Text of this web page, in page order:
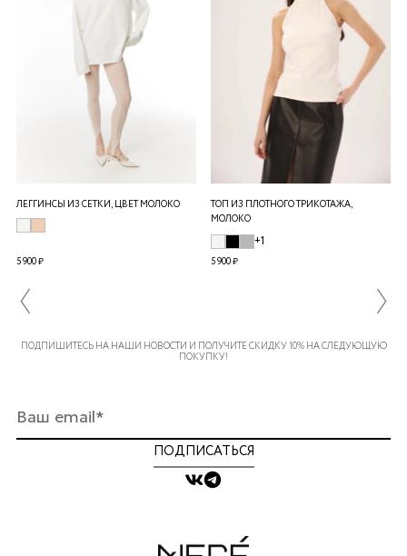
ЛЕГГИНСЫ ИЗ СЕТКИ, ЦВЕТ МОЛОКО
5 900 ₽
ТОП ИЗ ПЛОТНОГО ТРИКОТАЖА,
МОЛОКО
+1
5 900 ₽
ПОДПИШИТЕСЬ НА НАШИ НОВОСТИ И ПОЛУЧИТЕ СКИДКУ 10% НА СЛЕДУЮЩУЮ
ПОКУПКУ!
ПОДПИСАТЬСЯ